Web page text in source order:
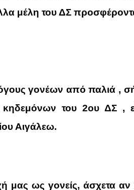
μέλη του ΔΣ
γονέων από παλιά ,
του 2ου ΔΣ ,
Αιγάλεω.
μας ως γονείς, άσχετα